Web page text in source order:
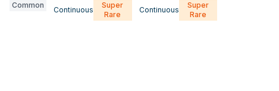
Common
Continuous
Super
Rare
Continuous
Super
Rare